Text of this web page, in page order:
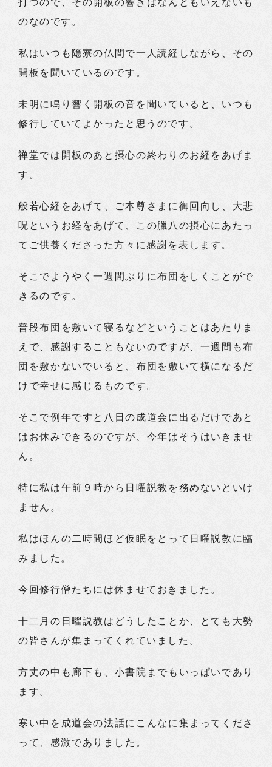
打つので、その開板の響きはなんともいえないも
のなのです。
私はいつも隠寮の仏間で一人読経しながら、その
開板を聞いているのです。
未明に鳴り響く開板の音を聞いていると、いつも
修行していてよかったと思うのです。
禅堂では開板のあと摂心の終わりのお経をあげま
す。
般若心経をあげて、ご本尊さまに御回向し、大悲
呪というお経をあげて、この臘八の摂心にあたっ
てご供養くださった方々に感謝を表します。
そこでようやく一週間ぶりに布団をしくことがで
きるのです。
普段布団を敷いて寝るなどということはあたりま
えで、感謝することもないのですが、一週間も布
団を敷かないでいると、布団を敷いて橫になるだ
けで幸せに感じるものです。
そこで例年ですと八日の成道会に出るだけであと
はお休みできるのですが、今年はそうはいきませ
ん。
特に私は午前９時から日曜説教を務めないといけ
ません。
私はほんの二時間ほど仮眠をとって日曜説教に臨
みました。
今回修行僧たちには休ませておきました。
十二月の日曜説教はどうしたことか、とても大勢
の皆さんが集まってくれていました。
方丈の中も廊下も、小書院までもいっぱいであり
ます。
寒い中を成道会の法話にこんなに集まってくださ
って、感激でありました。